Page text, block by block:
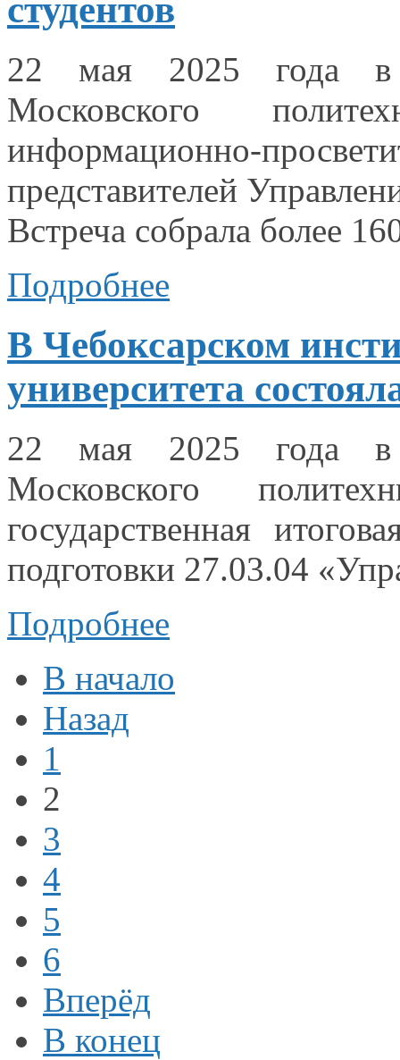
студентов
22 мая 2025 года
Московского
информационно-
представителей
Встреча собрала более
Подробнее
В Чебоксарском
университета
22 мая 2025 года
Московского
государственная
подготовки 27.03.04
Подробнее
В начало
Назад
1
2
3
4
5
6
Вперёд
В конец